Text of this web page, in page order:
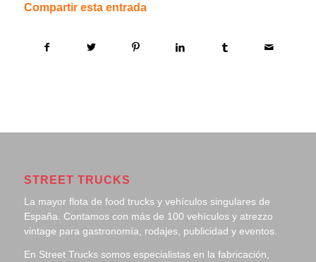
Compartir esta entrada
STREET TRUCKS
La mayor flota de food trucks y vehículos singulares de
España. Contamos con más de 100 vehículos y atrezzo
vintage para gastronomía, rodajes, publicidad y eventos.
En Street Trucks somos especialistas en la fabricación,